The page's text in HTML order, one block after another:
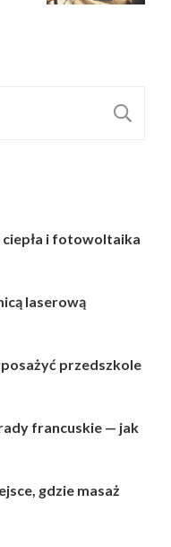
ciepła i fotowoltaika
laserową
przedszkole
francuskie — jak
gdzie masaż